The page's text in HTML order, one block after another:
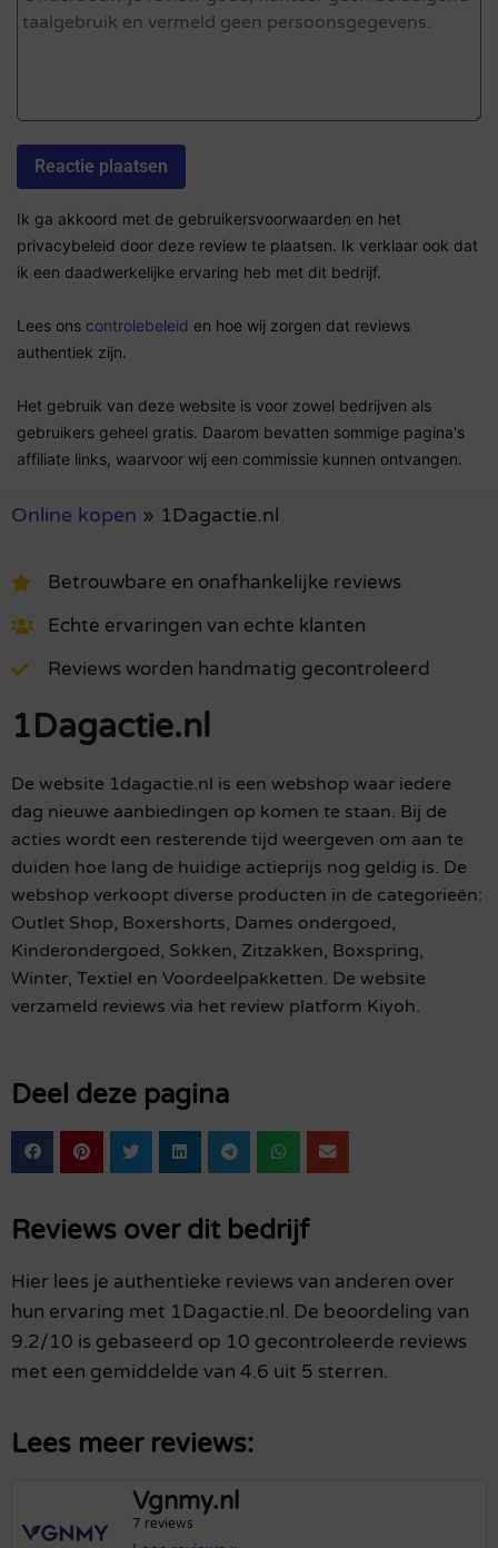
Ik ga akkoord met de gebruikersvoorwaarden en het
privacybeleid door deze review te plaatsen. Ik verklaar ook dat
ik een daadwerkelijke ervaring heb met dit bedrijf.
Lees ons controlebeleid en hoe wij zorgen dat reviews
authentiek zijn.
Het gebruik van deze website is voor zowel bedrijven als
gebruikers geheel gratis. Daarom bevatten sommige pagina's
affiliate links, waarvoor wij een commissie kunnen ontvangen.
Online kopen » 1Dagactie.nl
Betrouwbare en onafhankelijke reviews
Echte ervaringen van echte klanten
Reviews worden handmatig gecontroleerd
1Dagactie.nl
De website 1dagactie.nl is een webshop waar iedere
dag nieuwe aanbiedingen op komen te staan. Bij de
acties wordt een resterende tijd weergeven om aan te
duiden hoe lang de huidige actieprijs nog geldig is. De
webshop verkoopt diverse producten in de categorieën:
Outlet Shop, Boxershorts, Dames ondergoed,
Kinderondergoed, Sokken, Zitzakken, Boxspring,
Winter, Textiel en Voordeelpakketten. De website
verzameld reviews via het review platform Kiyoh.
Deel deze pagina
Reviews over dit bedrijf
Hier lees je authentieke reviews van anderen over
hun ervaring met 1Dagactie.nl. De beoordeling van
9.2/10 is gebaseerd op 10 gecontroleerde reviews
met een gemiddelde van 4.6 uit 5 sterren.
Lees meer reviews:
Vgnmy.nl
7 reviews